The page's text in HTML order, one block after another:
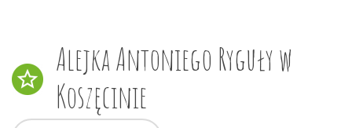
Alejka Antoniego Ryguły w
Koszęcinie